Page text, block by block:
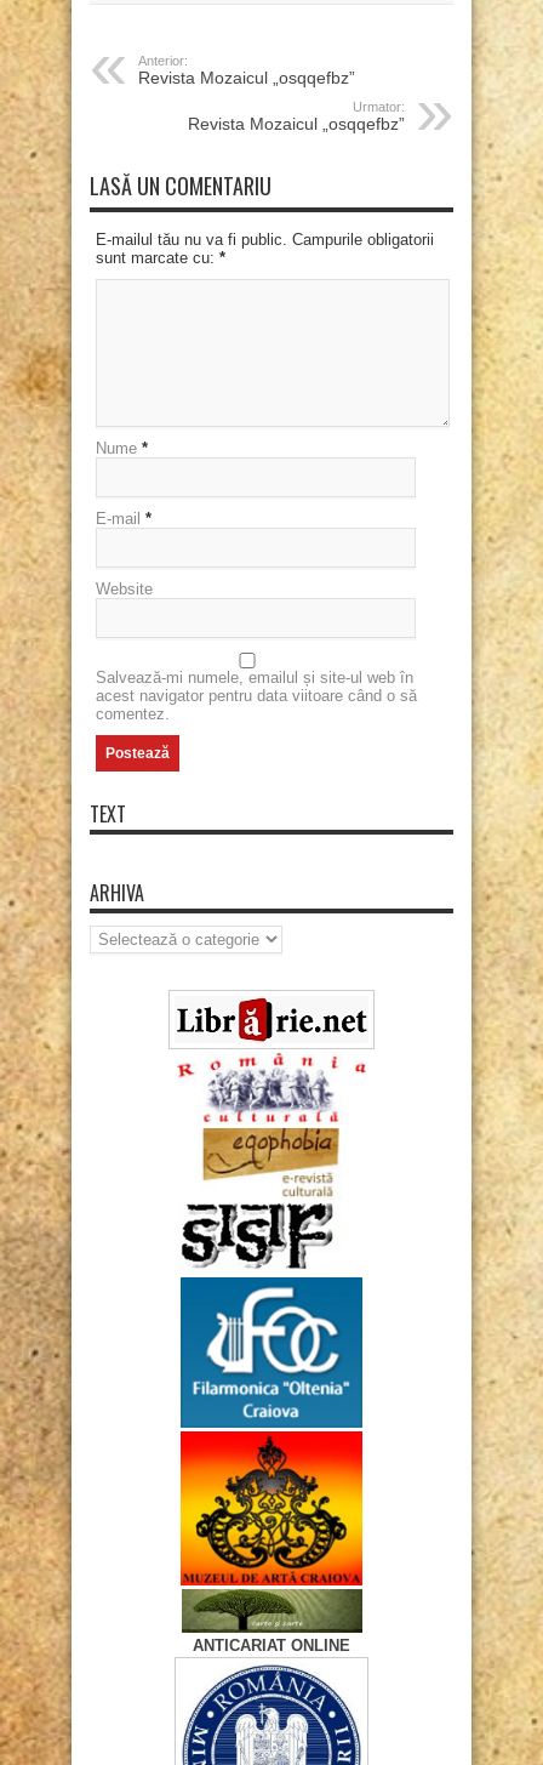
Anterior:
Revista Mozaicul „osqqefbz”
Urmator:
Revista Mozaicul „osqqefbz”
LASĂ UN COMENTARIU
E-mailul tău nu va fi public. Campurile obligatorii
sunt marcate cu: *
Nume *
E-mail *
Website
Salvează-mi numele, emailul și site-ul web în
acest navigator pentru data viitoare când o să
comentez.
TEXT
ARHIVA
Arhiva
ANTICARIAT ONLINE